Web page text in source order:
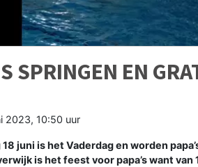
SPRINGEN EN
2023, 10:50 uur
18 juni is het Vaderdag en worden
is het feest voor papa’s want